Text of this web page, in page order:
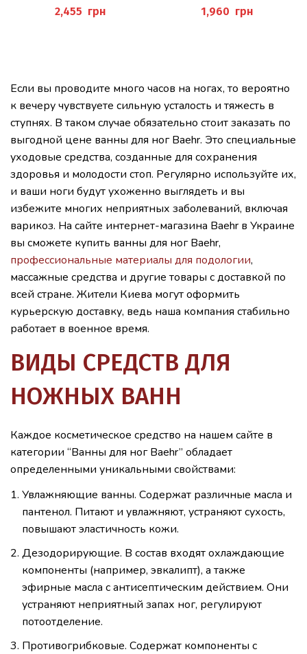
грн
грн
Если вы проводите много часов на ногах, то вероятно
к вечеру чувствуете сильную усталость и тяжесть в
ступнях. В таком случае обязательно стоит заказать по
выгодной цене ванны для ног Baehr. Это специальные
уходовые средства, созданные для сохранения
здоровья и молодости стоп. Регулярно используйте их,
и ваши ноги будут ухоженно выглядеть и вы
избежите многих неприятных заболеваний, включая
варикоз. На сайте интернет-магазина Baehr в Украине
вы сможете купить ванны для ног Baehr,
профессиональные материалы для подологии,
массажные средства и другие товары с доставкой по
всей стране. Жители Киева могут оформить
курьерскую доставку, ведь наша компания стабильно
работает в военное время.
ВИДЫ СРЕДСТВ ДЛЯ
НОЖНЫХ ВАНН
Каждое косметическое средство на нашем сайте в
категории “Ванны для ног Baehr” обладает
определенными уникальными свойствами:
Увлажняющие ванны. Содержат различные масла и
пантенол. Питают и увлажняют, устраняют сухость,
повышают эластичность кожи.
Дезодорирующие. В состав входят охлаждающие
компоненты (например, эвкалипт), а также
эфирные масла с антисептическим действием. Они
устраняют неприятный запах ног, регулируют
потоотделение.
Противогрибковые. Содержат компоненты с